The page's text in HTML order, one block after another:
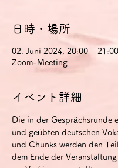
日時・場所
02. Juni 2024, 20:00 –
Zoom-Meeting
イベント詳細
Die in der Gesprächsrunde
und geübten deutschen
und Chunks werden den
dem Ende der